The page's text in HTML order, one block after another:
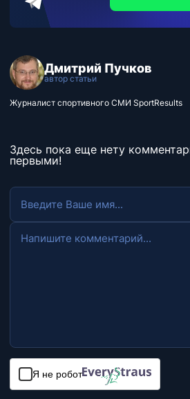
Дмитрий Пучков
автор статьи
Журналист спортивного СМИ SportResults
Здесь пока еще нету
первыми!
Я не робот